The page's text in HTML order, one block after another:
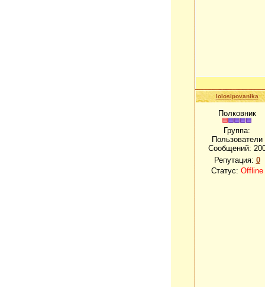
lolosipovanika
Полковник
Группа:
Пользователи
Сообщений:
Репутация: 0
Статус: Offline